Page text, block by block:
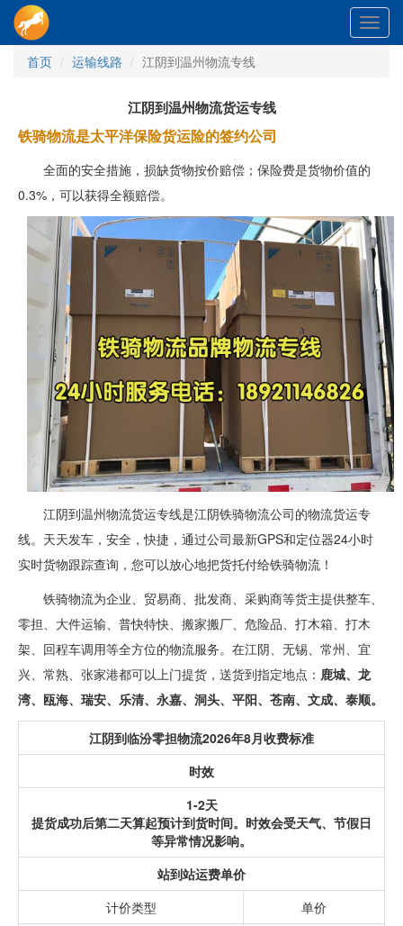
首页
运输线路 江阴到温州物流专线
江阴到温州物流货运专线
铁骑物流是太平洋保险货运险的签约公司
全面的安全措施，损缺货物按价赔偿；保险费是货物价值的
0.3%，可以获得全额赔偿。
江阴到温州物流货运专线是江阴铁骑物流公司的物流货运专
线。天天发车，安全，快捷，通过公司最新GPS和定位器24小时
实时货物跟踪查询，您可以放心地把货托付给铁骑物流！
铁骑物流为企业、贸易商、批发商、采购商等货主提供整车、
零担、大件运输、普快特快、搬家搬厂、危险品、打木箱、打木
架、回程车调用等全方位的物流服务。在江阴、无锡、常州、宜
兴、常熟、张家港都可以上门提货，送货到指定地点： 鹿城、龙
湾、瓯海、瑞安、乐清、永嘉、洞头、平阳、苍南、文成、泰顺。
江阴到临汾零担物流2026年8月收费标准
时效
1-2天
提货成功后第二天算起预计到货时间。时效会受天气、节假日
等异常情况影响。
站到站运费单价
计价类型
单价